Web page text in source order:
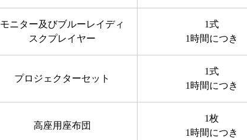
モニター及びブルーレイディ
スクプレイヤー
1式
1時間につき
プロジェクターセット
1式
1時間につき
高座用座布団
1枚
1時間につき